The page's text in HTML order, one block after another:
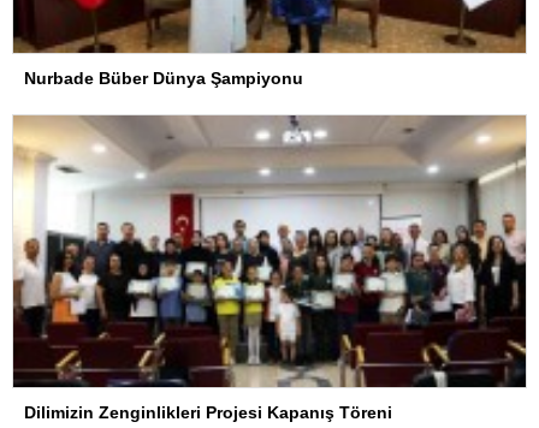
Nurbade Büber Dünya Şampiyonu
Dilimizin Zenginlikleri Projesi Kapanış Töreni